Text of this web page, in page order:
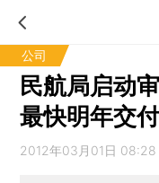
公司
民航局启动
最快明年交
2012年03月01日 08:28